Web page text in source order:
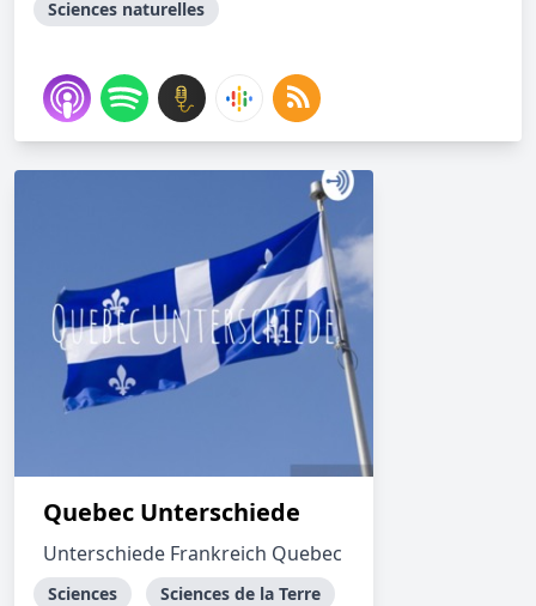
Sciences naturelles
Quebec Unterschiede
Unterschiede Frankreich Quebec
Sciences Sciences de la Terre